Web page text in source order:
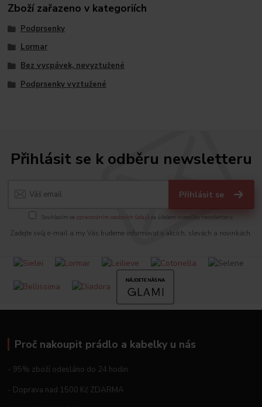
Zboží zařazeno v kategoriích
Podprsenky
Lormar
Bez vycpávek, nevyztužené
Podprsenky vyztužené
Přihlásit se k odběru newsletteru
Přihlásit se
Souhlasím se zpracováním osobních údajů za účelem rozesílky newsletteru.
Zadejte svůj e-mail a my Vás budeme informovat o akcích, slevách a novinkách.
Proč nakoupit prádlo a kabelky u nás
- 95% zboží odesláno do 24 hodin
- Doprava nad 1500 Kč ZDARMA